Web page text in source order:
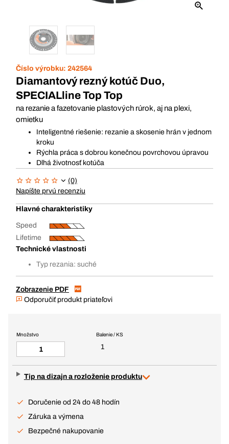
Číslo výrobku: 242564
Diamantový rezný kotúč Duo,
SPECIALline Top Top
na rezanie a fazetovanie plastových rúrok, aj na plexi,
omietku
Inteligentné riešenie: rezanie a skosenie hrán v jednom
kroku
Rýchla práca s dobrou konečnou povrchovou úpravou
Dlhá životnosť kotúča
(0)
Napíšte prvú recenziu
Hlavné charakteristiky
Speed
Lifetime
Technické vlastnosti
Typ rezania: suché
Zobrazenie PDF
Odporučiť produkt priateľovi
Balenie / KS
1
Množstvo
Tip na dizajn a rozloženie produktu
Doručenie od 24 do 48 hodín
Záruka a výmena
Bezpečné nakupovanie